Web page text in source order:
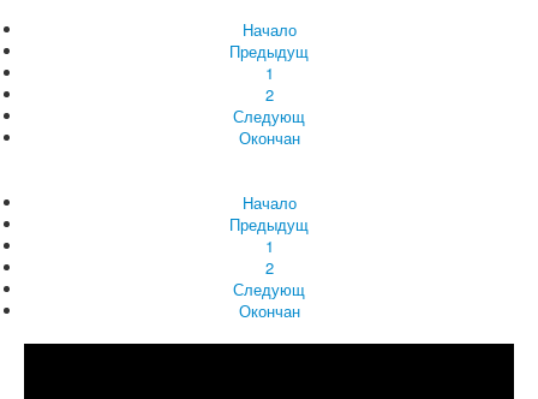
Начало
Предыдущ
1
2
Следующ
Окончан
Начало
Предыдущ
1
2
Следующ
Окончан